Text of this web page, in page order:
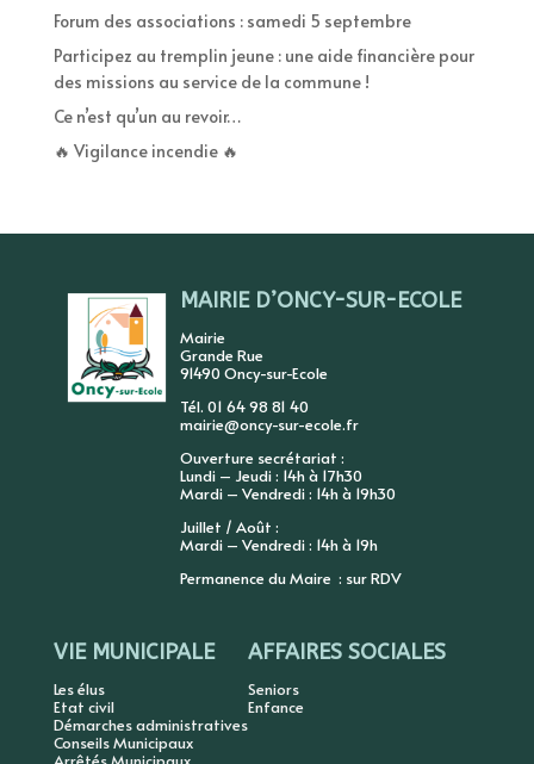
Forum des associations : samedi 5 septembre
Participez au tremplin jeune : une aide financière pour
des missions au service de la commune !
Ce n’est qu’un au revoir…
🔥 Vigilance incendie 🔥
MAIRIE D’ONCY-SUR-ECOLE
Mairie
Grande Rue
91490 Oncy-sur-Ecole
Tél. 01 64 98 81 40
mairie@oncy-sur-ecole.fr
Ouverture secrétariat :
Lundi – Jeudi : 14h à 17h30
Mardi – Vendredi : 14h à 19h30
Juillet / Août :
Mardi – Vendredi : 14h à 19h
Permanence du Maire : sur RDV
VIE MUNICIPALE
Les élus
Etat civil
Démarches administratives
Conseils Municipaux
AFFAIRES SOCIALES
Seniors
Enfance